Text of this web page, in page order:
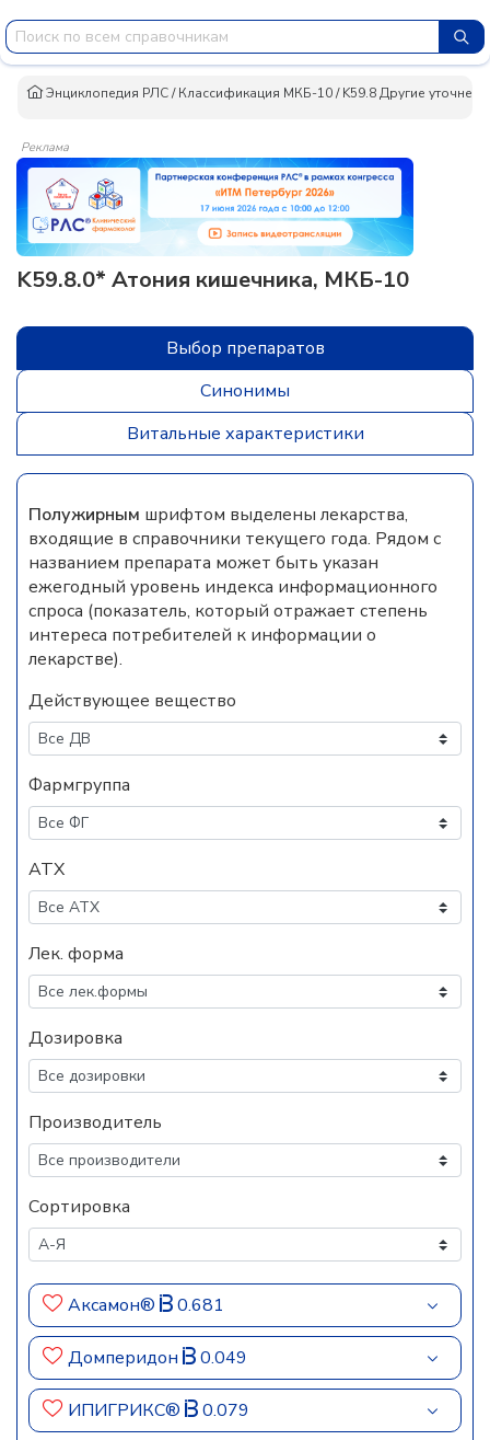
Энциклопедия РЛС/Классификация МКБ-10/K59.8 Другие
Реклама
K59.8.0* Атония кишечника, МКБ-10
Выбор препаратов
Синонимы
Витальные характеристики
Полужирным шрифтом выделены лекарства,
входящие в справочники текущего года. Рядом с
названием препарата может быть указан
ежегодный уровень индекса информационного
спроса (показатель, который отражает степень
интереса потребителей к информации о
лекарстве).
Действующее вещество
Фармгруппа
АТХ
Лек. форма
Дозировка
Производитель
Сортировка
Аксамон® 0.681
Домперидон 0.049
ИПИГРИКС® 0.079